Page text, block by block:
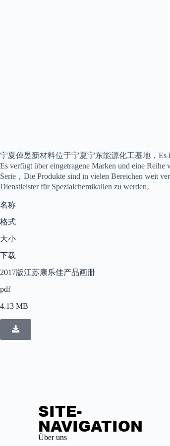
宁夏倬昱新材料位于宁夏宁东能源化工基地 ，
Es verfügt über eingetragene Marken und eine
Serie，Die Produkte sind in vielen Bereichen weit
Dienstleister für Spezialchemikalien zu werden。
名称
格式
大小
下载
2017版江苏康乐佳产品画册
pdf
4.13 MB
SITE-
NAVIGATION
Über uns